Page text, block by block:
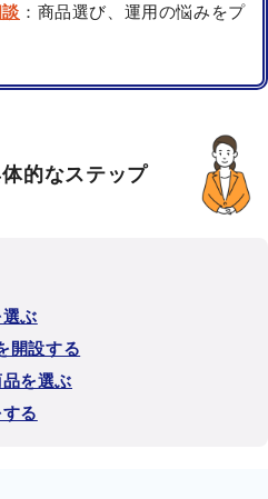
：商品選び、運用の悩みをプ
的なステップ
ぶ
開設する
を選ぶ
る